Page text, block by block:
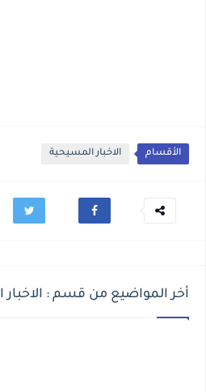
الأقسام الاخبار المسيحية
أخر المواضيع من قسم : الاخبار